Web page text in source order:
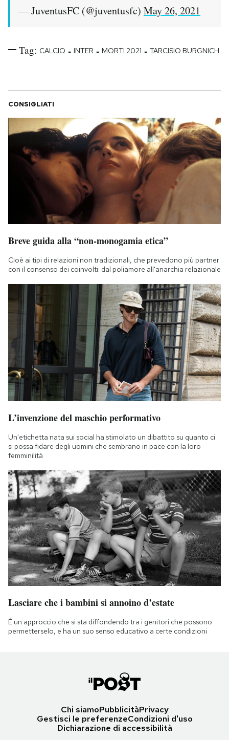
— JuventusFC (@juventusfc) May 26, 2021
Tag: CALCIO - INTER - MORTI 2021 - TARCISIO BURGNICH
CONSIGLIATI
Breve guida alla “non-monogamia etica”
Cioè ai tipi di relazioni non tradizionali, che prevedono più partner
con il consenso dei coinvolti: dal poliamore all'anarchia relazionale
L’invenzione del maschio performativo
Un'etichetta nata sui social ha stimolato un dibattito su quanto ci
si possa fidare degli uomini che sembrano in pace con la loro
femminilità
Lasciare che i bambini si annoino d’estate
È un approccio che si sta diffondendo tra i genitori che possono
permetterselo, e ha un suo senso educativo a certe condizioni
Chi siamoPubblicitàPrivacy
Gestisci le preferenzeCondizioni d'uso
Dichiarazione di accessibilità